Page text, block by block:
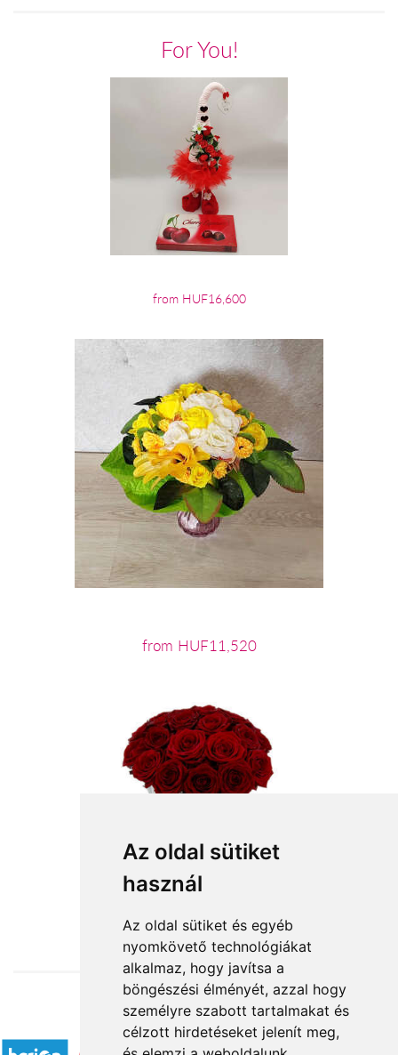
Az oldal sütiket
használ
Az oldal sütiket és egyéb
nyomkövető technológiákat
alkalmaz, hogy javítsa a
böngészési élményét, azzal hogy
személyre szabott tartalmakat és
célzott hirdetéseket jelenít meg,
For You!
from HUF16,600
from HUF11,520
Accepted payment methods